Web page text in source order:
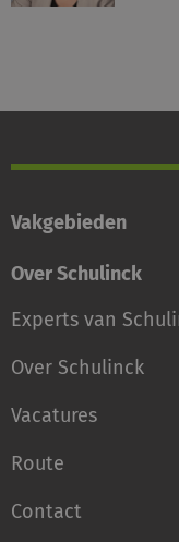
Vakgebieden
Over Schulinck
Experts van
Over Schulinck
Vacatures
Route
Contact